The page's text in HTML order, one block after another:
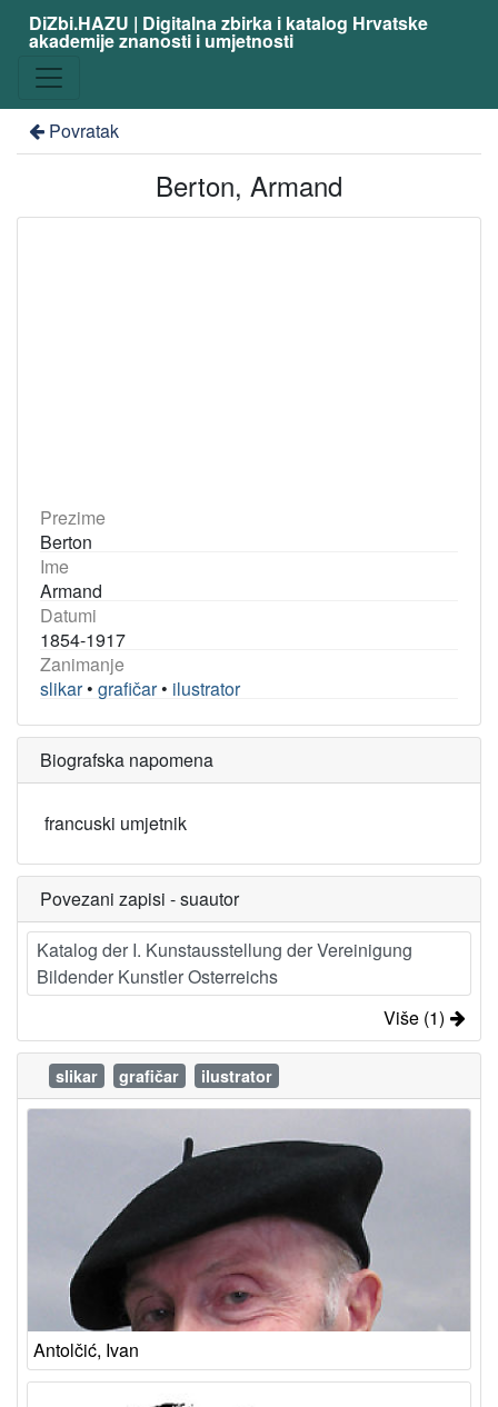
DiZbi.HAZU | Digitalna zbirka i katalog Hrvatske
akademije znanosti i umjetnosti
Povratak
Berton, Armand
Prezime
Berton
Ime
Armand
Datumi
1854-1917
Zanimanje
slikar• grafičar• ilustrator
Biografska napomena
francuski umjetnik
Povezani zapisi - suautor
Katalog der I. Kunstausstellung der Vereinigung
Bildender Kunstler Osterreichs
Više (1)
slikar grafičar ilustrator
Antolčić, Ivan